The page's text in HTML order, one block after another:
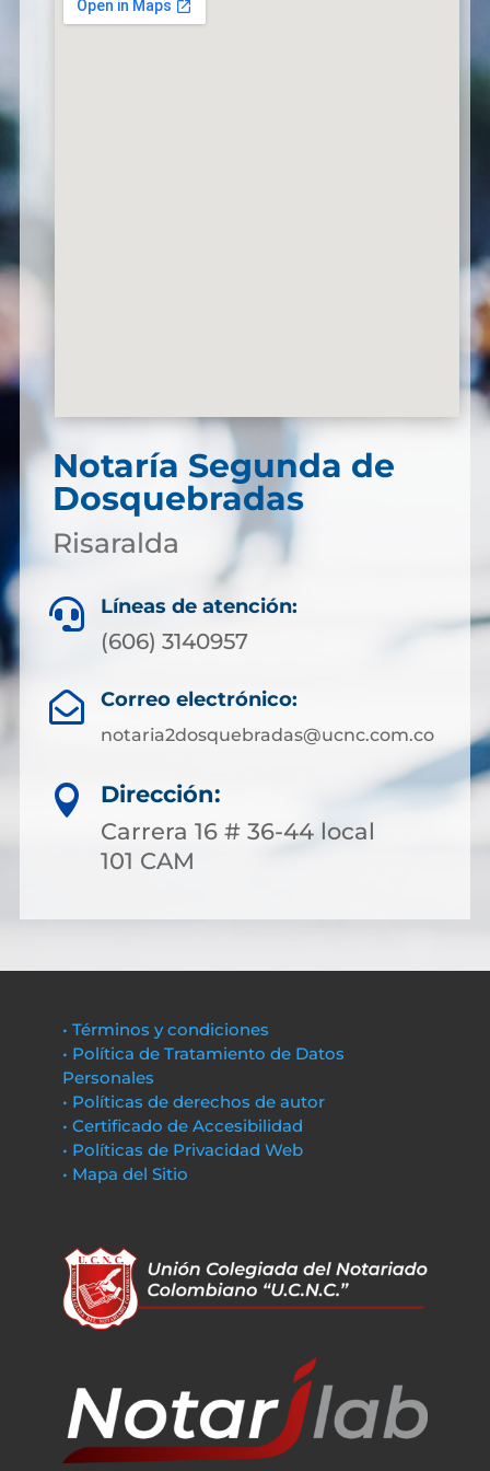
Notaría Segunda de
Dosquebradas
Risaralda
 Líneas de atención:
(606) 3140957
 Correo electrónico:
notaria2dosquebradas@ucnc.com.co

Dirección:
Carrera 16 # 36-44 local
101 CAM
• Términos y condiciones
• Política de Tratamiento de Datos
Personales
• Políticas de derechos de autor
• Certificado de Accesibilidad
• Políticas de Privacidad Web
• Mapa del Sitio